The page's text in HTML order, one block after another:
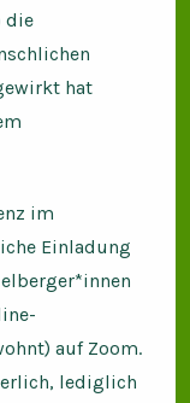
die
hat
im
Einladung
auf Zoom.
lediglich